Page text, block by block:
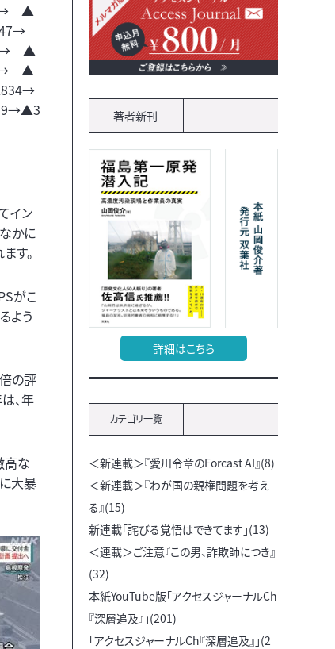
▲
▲
▲
イン
かに
す。
がこ
よう
の評
、年
高な
大暴
著者新刊
詳細はこちら
カテゴリ一覧
＜新連載＞『愛川令章のForcast AI』(8)
＜新連載＞『わが国の親権問題を考え
る』(15)
新連載「詫びる覚悟はできてます」(13)
＜連載＞ご注意『この男、詐欺師につき』
(32)
本紙YouTube版「アクセスジャーナルCh
『深層追及』」(201)
「アクセスジャーナルCh『深層追及』」(2